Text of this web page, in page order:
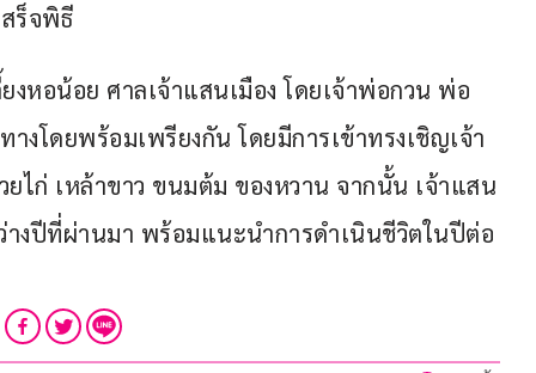
ร็จพิธี
หอน้อย ศาลเจ้าแสนเมือง โดยเจ้าพ่อกวน พ่อ
โดยพร้อมเพรียงกัน โดยมีการเข้าทรงเชิญเจ้า
ไก่ เหล้าขาว ขนมต้ม ของหวาน จากนั้น เจ้าแสน
งปีที่ผ่านมา พร้อมแนะนำการดำเนินชีวิตในปีต่อ